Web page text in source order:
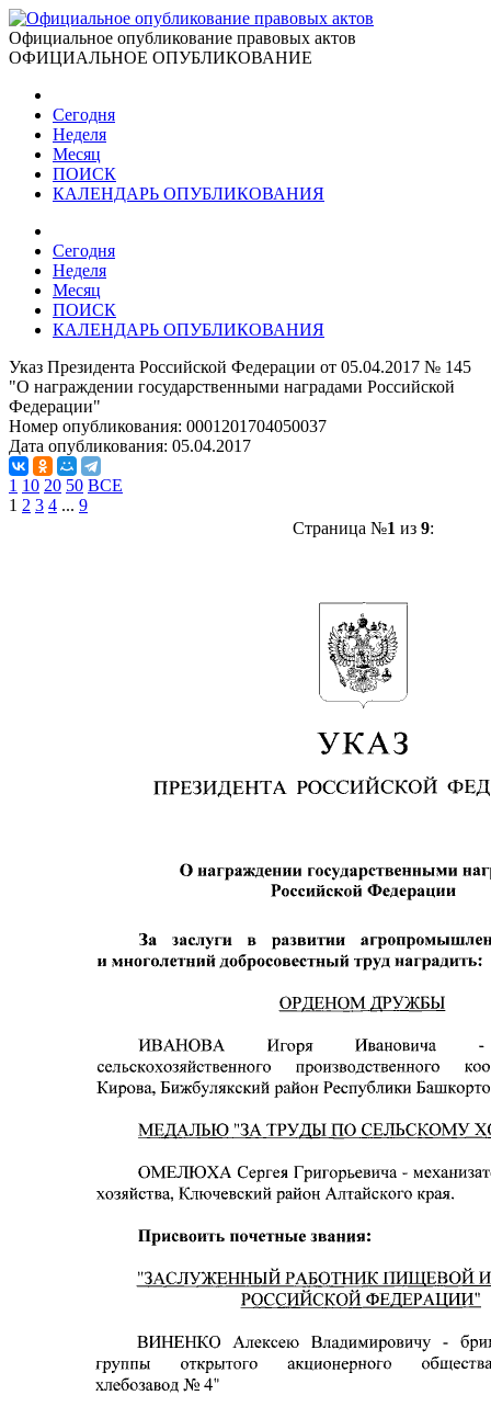
Официальное опубликование правовых актов
ОФИЦИАЛЬНОЕ ОПУБЛИКОВАНИЕ
Сегодня
Неделя
Месяц
ПОИСК
КАЛЕНДАРЬ ОПУБЛИКОВАНИЯ
Сегодня
Неделя
Месяц
ПОИСК
КАЛЕНДАРЬ ОПУБЛИКОВАНИЯ
Указ Президента Российской Федерации от 05.04.2017 № 145
"О награждении государственными наградами Российской
Федерации"
Номер опубликования: 0001201704050037
Дата опубликования: 05.04.2017
1 10 20 50 ВСЕ
1 2 3 4 ... 9
Страница №1 из 9: